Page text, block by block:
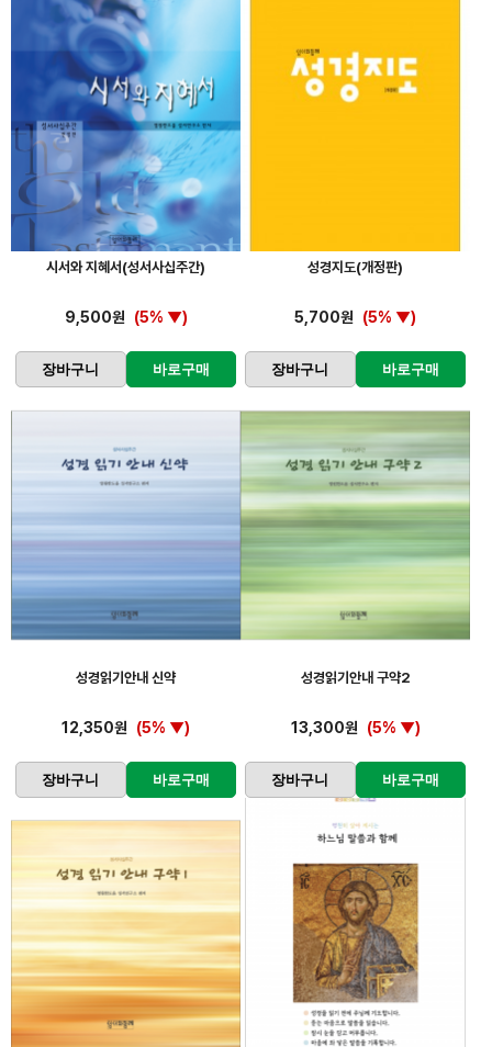
시서와 지혜서(성서사십주간)
9,500원 (5% ▼)
장바구니 바로구매
성경지도(개정판)
5,700원 (5% ▼)
장바구니 바로구매
성경읽기안내 신약
12,350원 (5% ▼)
장바구니 바로구매
성경읽기안내 구약2
13,300원 (5% ▼)
장바구니 바로구매